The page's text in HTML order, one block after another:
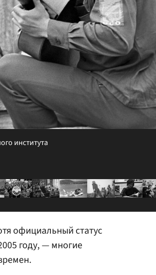
института
официальный статус
году, — многие